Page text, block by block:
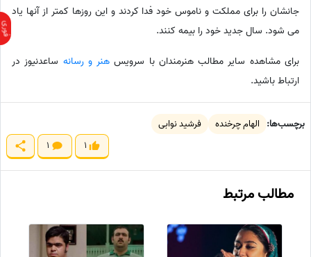
جانشان را برای مملکت و ناموس خود فدا کردند و این روزها کمتر از آنها یاد
می شود. سال جدید خود را بیمه کنند.
برای مشاهده سایر مطالب هنرمندان با سرویس هنر و رسانه ساعدنیوز در
ارتباط باشید.
برچسب‌ها: الهام چرخنده
فرشید نوابی
1
1
مطالب مرتبط